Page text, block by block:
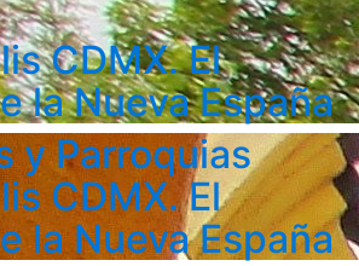
CDMX. El
la Nueva España
y Parroquias
CDMX. El
la Nueva España